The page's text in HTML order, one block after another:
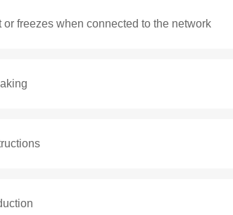
Беспроводная DECT
freezes when connected to the network